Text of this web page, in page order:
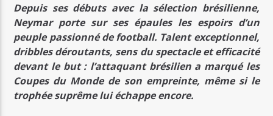
Depuis ses débuts avec la sélection brésilienne,
Neymar porte sur ses épaules les espoirs d’un
peuple passionné de football. Talent exceptionnel,
dribbles déroutants, sens du spectacle et efficacité
devant le but : l’attaquant brésilien a marqué les
Coupes du Monde de son empreinte, même si le
trophée suprême lui échappe encore.